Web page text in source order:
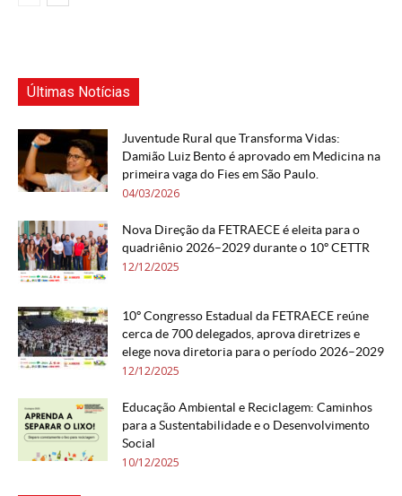
Últimas Notícias
Juventude Rural que Transforma Vidas:
Damião Luiz Bento é aprovado em Medicina na
primeira vaga do Fies em São Paulo.
04/03/2026
Nova Direção da FETRAECE é eleita para o
quadriênio 2026–2029 durante o 10º CETTR
12/12/2025
10º Congresso Estadual da FETRAECE reúne
cerca de 700 delegados, aprova diretrizes e
elege nova diretoria para o período 2026–2029
12/12/2025
Educação Ambiental e Reciclagem: Caminhos
para a Sustentabilidade e o Desenvolvimento
Social
10/12/2025